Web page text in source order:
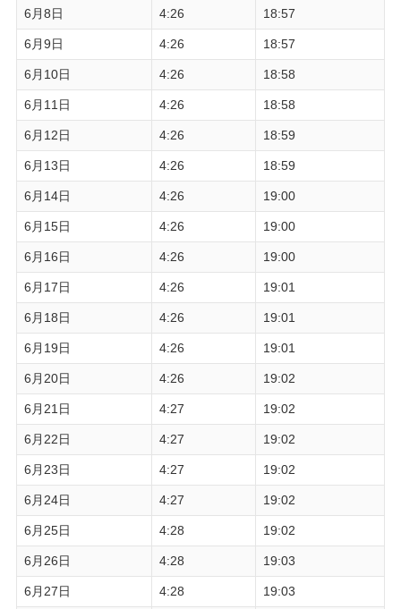
6月8日 4:26 18:57
6月9日 4:26 18:57
6月10日 4:26 18:58
6月11日 4:26 18:58
6月12日 4:26 18:59
6月13日 4:26 18:59
6月14日 4:26 19:00
6月15日 4:26 19:00
6月16日 4:26 19:00
6月17日 4:26 19:01
6月18日 4:26 19:01
6月19日 4:26 19:01
6月20日 4:26 19:02
6月21日 4:27 19:02
6月22日 4:27 19:02
6月23日 4:27 19:02
6月24日 4:27 19:02
6月25日 4:28 19:02
6月26日 4:28 19:03
6月27日 4:28 19:03